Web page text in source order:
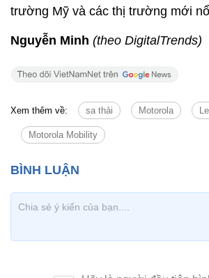
trường Mỹ và các thị trường mới
Nguyễn Minh (theo DigitalTrends)
Xem thêm về: sa thải Motorola
Motorola Mobility